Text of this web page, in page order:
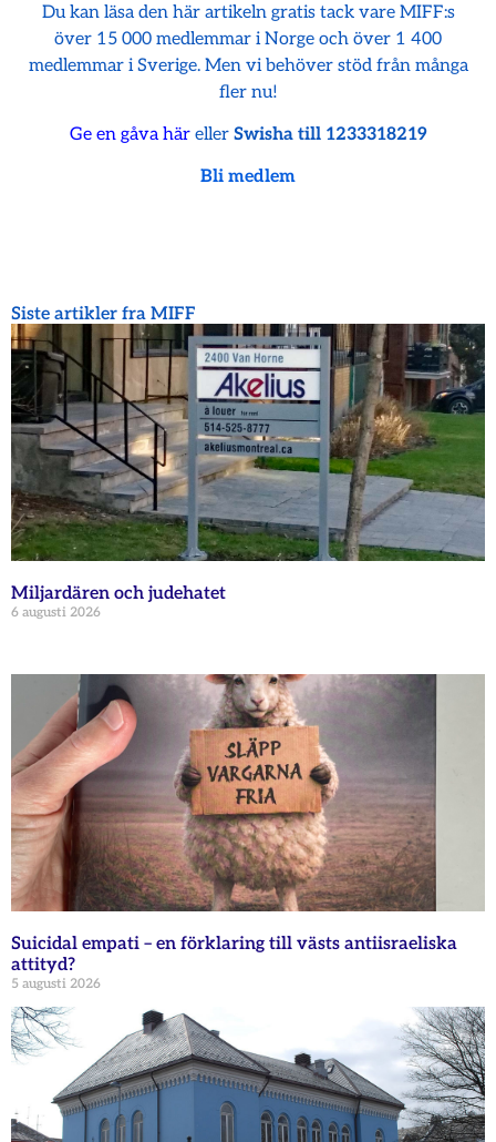
Du kan läsa den här artikeln gratis tack vare MIFF:s
över 15 000 medlemmar i Norge och över 1 400
medlemmar i Sverige. Men vi behöver stöd från många
fler nu!
Ge en gåva häreller Swisha till 1233318219
Bli medlem
Siste artikler fra MIFF
Miljardären och judehatet
6 augusti 2026
Suicidal empati – en förklaring till västs antiisraeliska
attityd?
5 augusti 2026